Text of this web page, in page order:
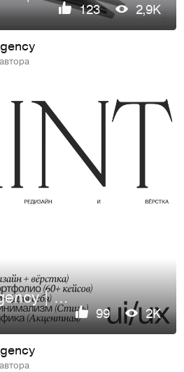
123 2,9K
Saint Design Agency | Сайт потфолио | Web | UI/UX
99 2K